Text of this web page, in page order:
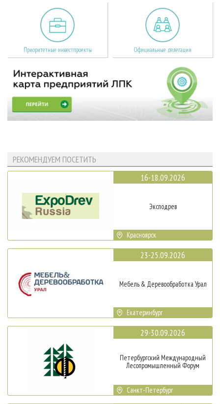
Приоритетные инвестпроекты Официальные делегации
РЕКОМЕНДУЕМ ПОСЕТИТЬ
16-18.09.2026
Эксподрев
Красноярск
23-25.09.2026
Мебель & Деревообработка Урал
Екатеринбург
29-30.09.2026
Петербургский Международный
Лесопромышленный Форум
Санкт-Петербург